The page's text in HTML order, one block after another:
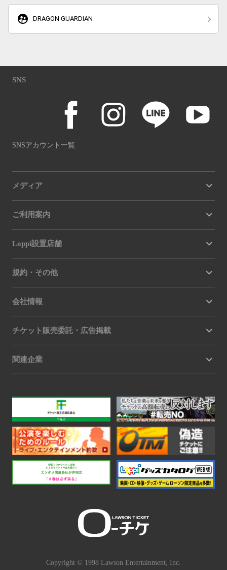
supervised_user_circle DRAGON GUARDIAN
SNS
SNSアカウント一覧
メディア
ご利用案内
Loppi設置店舗
規約・その他
会社情報
チケット販売委託・広告掲載
関連企業
Copyright © 1998 Lawson Entertainment, Inc.